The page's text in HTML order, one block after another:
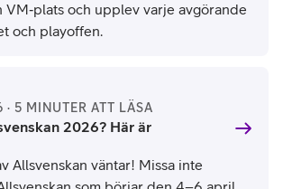
VM‑plats och upplev varje avgörande
och playoffen.
5 MINUTER ATT LÄSA
2026? Här är
Allsvenskan väntar! Missa inte